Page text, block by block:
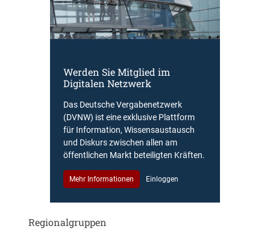
Werden Sie Mitglied im
Digitalen Netzwerk
Das Deutsche Vergabenetzwerk
(DVNW) ist eine exklusive Plattform
für Information, Wissensaustausch
und Diskurs zwischen allen am
öffentlichen Markt beteiligten Kräften.
Mehr Informationen Einloggen
Regionalgruppen